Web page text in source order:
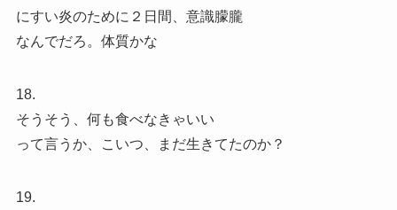
にすい炎のために２日間、意識朦朧
なんでだろ。体質かな
18.
そうそう、何も食べなきゃいい
って言うか、こいつ、まだ生きてたのか？
19.